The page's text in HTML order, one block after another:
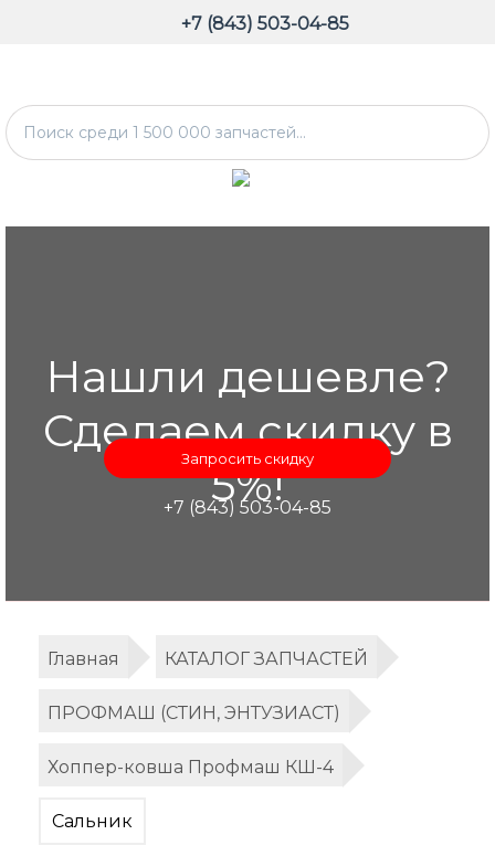
+7 (843) 503-04-85
Нашли дешевле?
Сделаем скидку в
5%!
Запросить скидку
+7 (843) 503-04-85
Главная КАТАЛОГ ЗАПЧАСТЕЙ
ПРОФМАШ (СТИН, ЭНТУЗИАСТ)
Хоппер-ковша Профмаш КШ-4
Сальник